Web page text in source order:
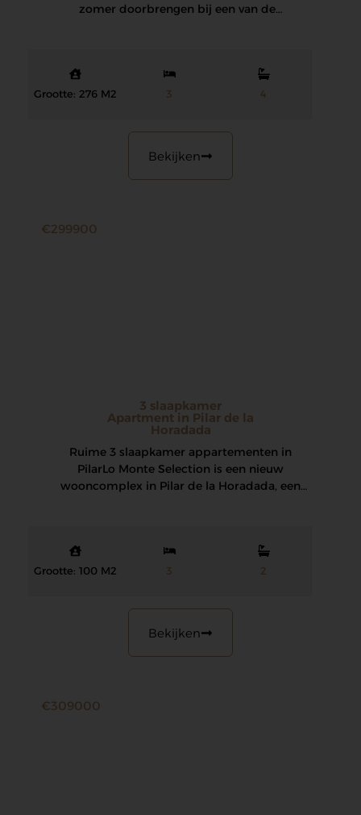
zomer doorbrengen bij een van de…
Grootte: 276 M2 3 4
Bekijken
€299900
3 slaapkamer
Apartment in Pilar de la
Horadada
Ruime 3 slaapkamer appartementen in
Pilar Lo Monte Selection is een nieuw
wooncomplex in Pilar de la Horadada, een
Grootte: 100 M2 3 2
Bekijken
€309000